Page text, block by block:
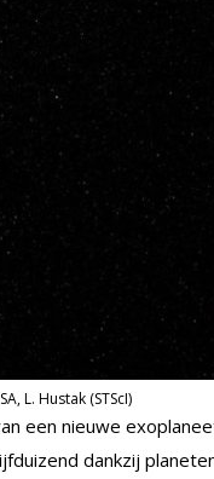
L. Hustak (STScI)
een nieuwe
dankzij